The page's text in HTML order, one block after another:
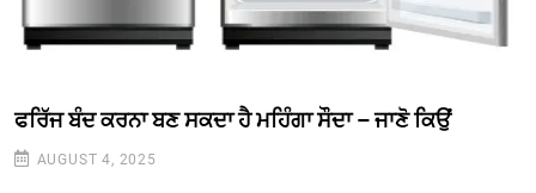
ਫਰਿੱਜ ਬੰਦ ਕਰਨਾ ਬਣ ਸਕਦਾ ਹੈ ਮਹਿੰਗਾ ਸੌਦਾ – ਜਾਣੋ ਕਿਉਂ
AUGUST 4, 2025